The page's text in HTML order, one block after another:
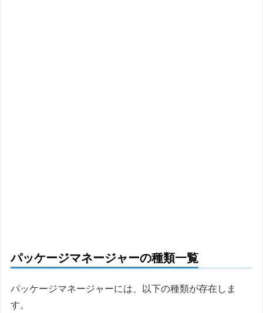
パッケージマネージャーの種類一覧
パッケージマネージャーには、以下の種類が存在しま
す。